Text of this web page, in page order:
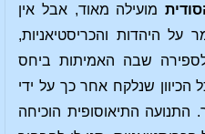
מועילה מאוד, אבל אין
היהדות והכריסטיאניות,
שבה האמיתות ביחס
הכיוון שנלקח אחר כך על ידי
התנועה התיאוסופית הוכיחה